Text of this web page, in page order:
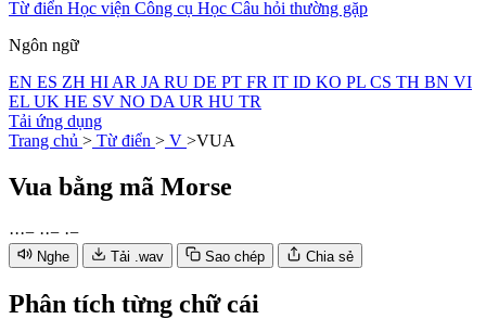
Từ điển Học viện Công cụ Học Câu hỏi thường gặp
Ngôn ngữ
EN ES ZH HI AR JA RU DE PT FR IT ID KO PL CS TH BN VI
EL UK HE SV NO DA UR HU TR
Tải ứng dụng
Trang chủ > Từ điển > V >VUA
Vua bằng mã Morse
···− ··− ·−
Nghe Tải .wav Sao chép Chia sẻ
Phân tích từng chữ cái